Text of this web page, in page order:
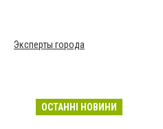
Эксперты города
ОСТАННІ НОВИНИ